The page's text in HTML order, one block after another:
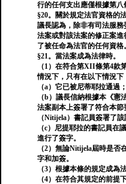
行的任何支出應僅根據第八
§20。關於規定法官資格的
議長認為，除非有司法服
法案或對該法案的修正案
了被任命為法官的任何資格
§21。當法案成為法律時。
（1）在符合第XII條第4款
情況下，只有在以下情況下
（a）它已被尼蒂耶拉通過
（b）議長信納根據本《
法案副本上簽署了符合本
（Nitijela）書記員簽署了
（c）尼提耶拉的書記員在
進行了簽字。
（2）無論Nitijela屆時是
字和加簽。
（3）根據本條的規定成為
（4）在符合其規定的前提